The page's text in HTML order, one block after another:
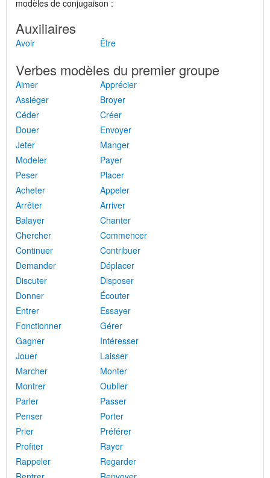
modèles de conjugaison :
Auxiliaires
Avoir Être
Verbes modèles du premier groupe
Aimer
Apprécier
Assiéger
Broyer
Céder
Créer
Douer
Envoyer
Jeter
Manger
Modeler
Payer
Peser
Placer
Acheter
Appeler
Arrêter
Arriver
Balayer
Chanter
Chercher
Commencer
Continuer
Contribuer
Demander
Déplacer
Discuter
Disposer
Donner
Écouter
Entrer
Essayer
Fonctionner
Gérer
Gagner
Intéresser
Jouer
Laisser
Marcher
Monter
Montrer
Oublier
Parler
Passer
Penser
Porter
Prier
Préférer
Profiter
Rayer
Rappeler
Regarder